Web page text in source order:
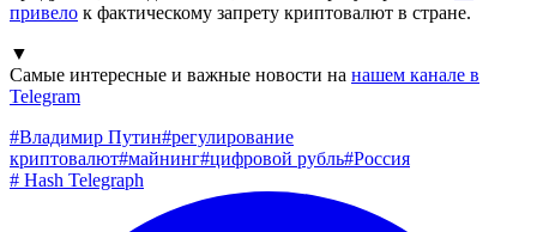
привело к фактическому запрету криптовалют в стране.
▼
Самые интересные и важные новости на нашем канале в
Telegram
#Владимир Путин#регулирование
криптовалют#майнинг#цифровой рубль#Россия
# Hash Telegraph